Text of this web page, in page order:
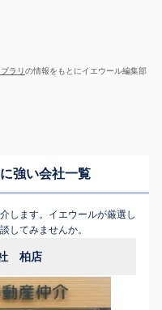
ラリの情報をもとにイエウール編集部
強い会社一覧
します。イエウールが厳選し
してみませんか。
社 柏店